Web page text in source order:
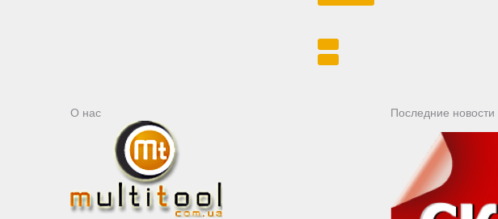
О нас Последние новости